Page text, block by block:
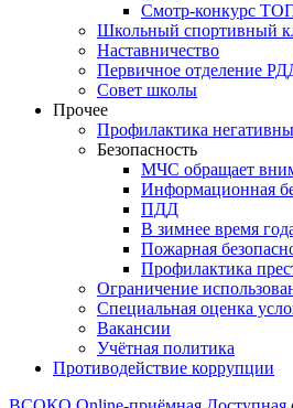
Смотр-конкурс
Школьный спортивный
Наставничество
Первичное отделение
Совет школы
Прочее
Профилактика
Безопасность
МЧС обращает
Информационная
ПДД
В зимнее время
Пожарная
Профилактика
Ограничение
Специальная оценка
Вакансии
Учётная политика
Противодействие коррупции